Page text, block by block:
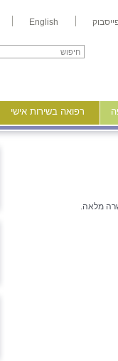
English
רפואה בשירות אישי
מלאה.